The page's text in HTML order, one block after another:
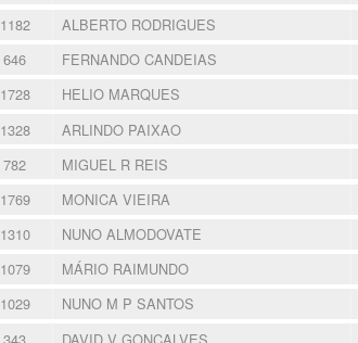
1182 ALBERTO RODRIGUES
646 FERNANDO CANDEIAS
1728 HELIO MARQUES
1328 ARLINDO PAIXAO
782 MIGUEL R REIS
1769 MONICA VIEIRA
1310 NUNO ALMODOVATE
1079 MÁRIO RAIMUNDO
1029 NUNO M P SANTOS
343 DAVID V GONÇALVES